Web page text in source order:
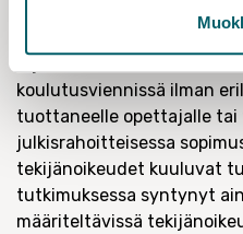
opetusmateriaalin
tarkoittaisi sitä, että
koulutusviennissä ilman
tuottaneelle opettajalle tai
julkisrahoitteisessa
tekijänoikeudet kuuluvat
tutkimuksessa syntynyt
määriteltävissä